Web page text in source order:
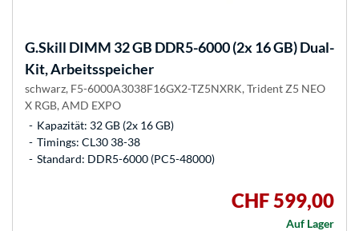
G.Skill DIMM 32 GB DDR5-6000 (2x 16 GB) Dual-
Kit, Arbeitsspeicher
schwarz, F5-6000A3038F16GX2-TZ5NXRK, Trident Z5 NEO
X RGB, AMD EXPO
Kapazität: 32 GB (2x 16 GB)
Timings: CL30 38-38
Standard: DDR5-6000 (PC5-48000)
CHF 599,00
Auf Lager